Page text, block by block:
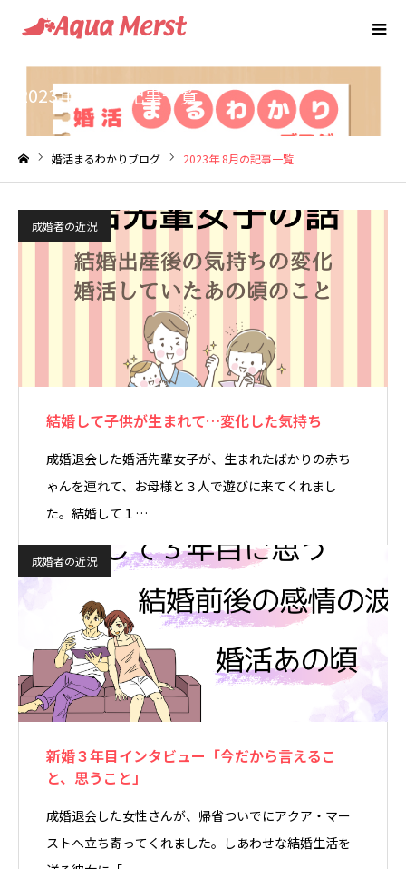
2023年 8月の記事一覧
婚活まるわかりブログ 2023年 8月の記事一覧
成婚者の近況
結婚して子供が生まれて…変化した気持ち
成婚退会した婚活先輩女子が、生まれたばかりの赤ち
ゃんを連れて、お母様と３人で遊びに来てくれまし
た。結婚して１…
成婚者の近況
新婚３年目インタビュー「今だから言えるこ
と、思うこと」
成婚退会した女性さんが、帰省ついでにアクア・マー
ストへ立ち寄ってくれました。しあわせな結婚生活を